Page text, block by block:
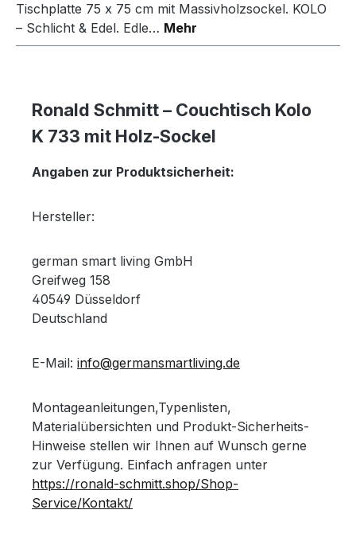
Tischplatte 75 x 75 cm mit Massivholzsockel. KOLO
– Schlicht & Edel. Edle… Mehr
Ronald Schmitt – Couchtisch Kolo
K 733 mit Holz-Sockel
Angaben zur Produktsicherheit:
Hersteller:
german smart living GmbH
Greifweg 158
40549 Düsseldorf
Deutschland
E-Mail: info@germansmartliving.de
Montageanleitungen,Typenlisten,
Materialübersichten und Produkt-Sicherheits-
Hinweise stellen wir Ihnen auf Wunsch gerne
zur Verfügung. Einfach anfragen unter
https://ronald-schmitt.shop/Shop-
Service/Kontakt/